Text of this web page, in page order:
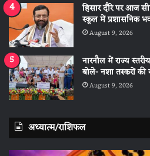
हिसार दौरे पर आज
स्कूल में प्रशासनिक
August 9, 2026
नारनौल में राज्य
बोले- नशा तस्करों की
August 9, 2026
अध्यात्म/राशिफल